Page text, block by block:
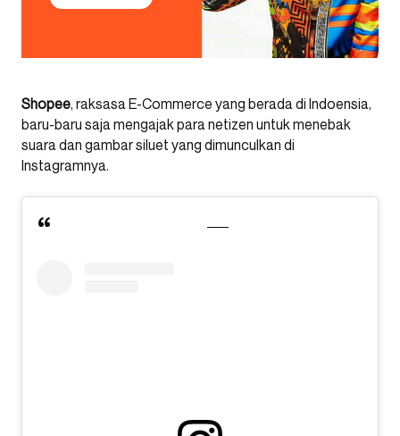
Shopee, raksasa E-Commerce yang berada di Indoensia,
baru-baru saja mengajak para netizen untuk menebak
suara dan gambar siluet yang dimunculkan di
Instagramnya.